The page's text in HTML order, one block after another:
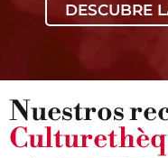
DESCUBRE
Nuestros